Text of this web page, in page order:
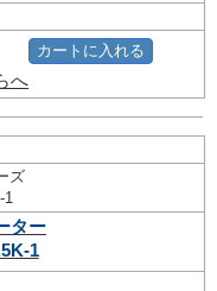
へ
カートに入れる
ズ
1
ター
1